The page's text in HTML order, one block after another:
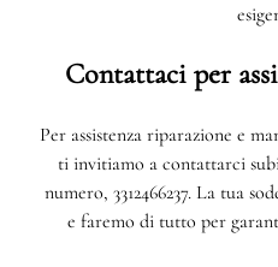
Contattaci per
Per assistenza riparazione e
ti invitiamo a contattarci
numero, 3312466237. La tua
e faremo di tutto per